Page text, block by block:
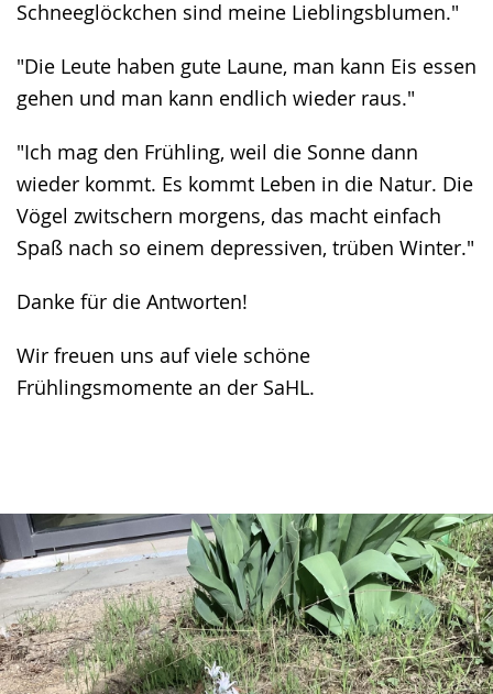
Schneeglöckchen sind meine Lieblingsblumen."
"Die Leute haben gute Laune, man kann Eis essen
gehen und man kann endlich wieder raus."
"Ich mag den Frühling, weil die Sonne dann
wieder kommt. Es kommt Leben in die Natur. Die
Vögel zwitschern morgens, das macht einfach
Spaß nach so einem depressiven, trüben Winter."
Danke für die Antworten!
Wir freuen uns auf viele schöne
Frühlingsmomente an der SaHL.